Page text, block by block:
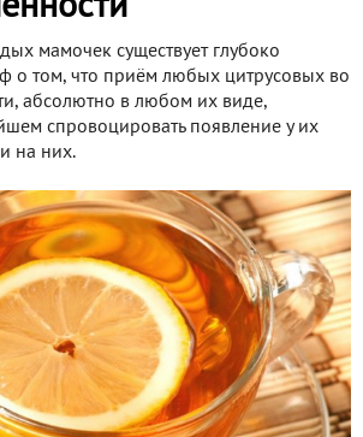
мамочек существует глубоко
о том, что приём любых цитрусовых во
абсолютно в любом их виде,
спровоцировать появление у их
на них.